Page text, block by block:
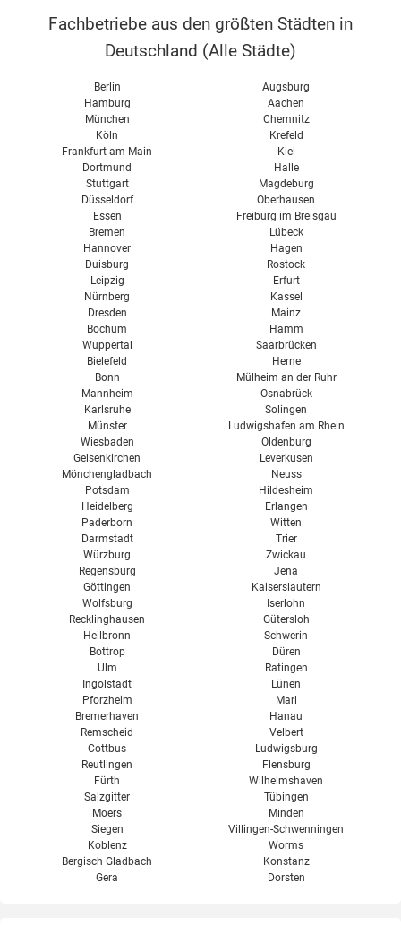
Abluftanlage
Wohnraumlüftung im Altbau
Wohnraumlüftung im Neubau
Passivhaus Lüftung
Wohnraumlüftung Kosten
Wohnraumlüftung Test
Vent 4000 CC Bosch
Fachbetriebe aus den größten Städten in
Deutschland (Alle Städte)
Berlin
Hamburg
München
Köln
Frankfurt am Main
Dortmund
Stuttgart
Düsseldorf
Essen
Bremen
Hannover
Duisburg
Leipzig
Nürnberg
Dresden
Bochum
Wuppertal
Bielefeld
Bonn
Mannheim
Karlsruhe
Münster
Wiesbaden
Gelsenkirchen
Mönchengladbach
Augsburg
Aachen
Chemnitz
Krefeld
Kiel
Halle
Magdeburg
Oberhausen
Freiburg im Breisgau
Lübeck
Hagen
Rostock
Erfurt
Kassel
Mainz
Hamm
Saarbrücken
Herne
Mülheim an der Ruhr
Osnabrück
Solingen
Ludwigshafen am Rhein
Oldenburg
Leverkusen
Neuss
Potsdam
Heidelberg
Paderborn
Darmstadt
Würzburg
Regensburg
Göttingen
Wolfsburg
Recklinghausen
Heilbronn
Bottrop
Ulm
Ingolstadt
Pforzheim
Bremerhaven
Remscheid
Cottbus
Reutlingen
Fürth
Salzgitter
Moers
Siegen
Koblenz
Bergisch Gladbach
Gera
Hildesheim
Erlangen
Witten
Trier
Zwickau
Jena
Kaiserslautern
Iserlohn
Gütersloh
Schwerin
Düren
Ratingen
Lünen
Marl
Hanau
Velbert
Ludwigsburg
Flensburg
Wilhelmshaven
Tübingen
Minden
Villingen-Schwenningen
Worms
Konstanz
Dorsten